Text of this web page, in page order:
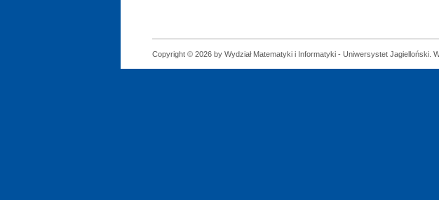
Copyright © 2026 by Wydział Matematyki i Informatyki - Uniwersystet Jagielloński.